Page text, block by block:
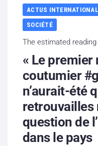
Boutique
Partenaires
Hébergement solidaire
ACTUS
SOCIÉTÉ
The estimated
« Le premier
coutumier
n’aurait-été
retrouvailles
question de
dans le pays